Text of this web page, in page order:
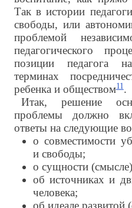
Так в истории
свободы, или
проблемой
педагогического
позиции педагога
терминах
ребенка и обществом11.
Итак, решение
проблемы должно
ответы на следующие
о совместимости
и свободы;
о сущности
об источниках и
человека;
об идеале развитой